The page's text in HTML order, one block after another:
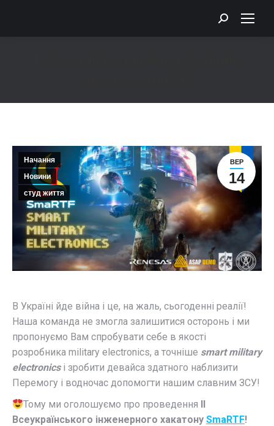
Search:
ВЕР
14
Начання
Новини
студ життя
В Україні йде війна і це, на жаль, сьогоденні реалії!
Наша команда не змогла залишитися осторонь і ми
пропонуємо Вам спробувати себе в якості
розробника military electronics, а точніше smart military
electronicsі зробити девайса здатного наблизити
Перемогу і водночас допомогти нашим славним ЗСУ!
Тому ми оголошуємо про проведення ІІ
Всеукраїнського інженерного хакатону SmaRTF!